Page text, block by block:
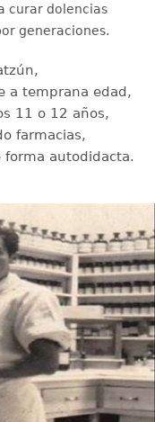
curar dolencias
generaciones.
a temprana edad,
11 o 12 años,
farmacias,
forma autodidacta.